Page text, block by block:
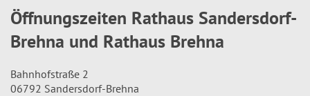
Öffnungszeiten Rathaus Sandersdorf-
Brehna und Rathaus Brehna
Bahnhofstraße 2
06792 Sandersdorf-Brehna